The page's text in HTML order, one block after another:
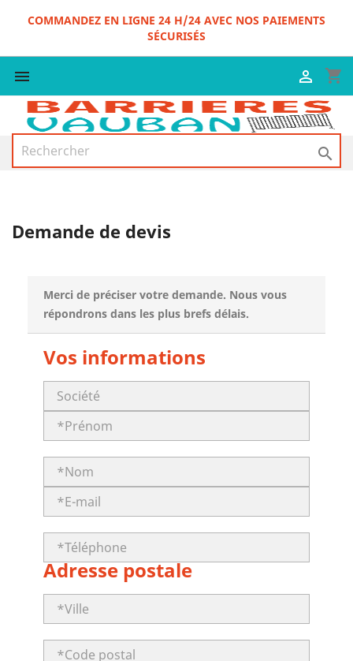
COMMANDEZ EN LIGNE 24 H/24 AVEC NOS PAIEMENTS
SÉCURISÉS
 shopping_cart


Demande de devis
Merci de préciser votre demande. Nous vous
répondrons dans les plus brefs délais.
Vos informations
Adresse postale